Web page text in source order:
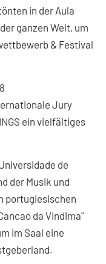
in der Aula
ganzen Welt, um
& Festival
Jury
ein vielfältiges
de
der Musik und
portugiesischen
da Vindima"
im Saal eine